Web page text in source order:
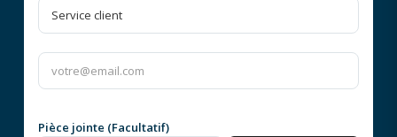
Pièce jointe (Facultatif)